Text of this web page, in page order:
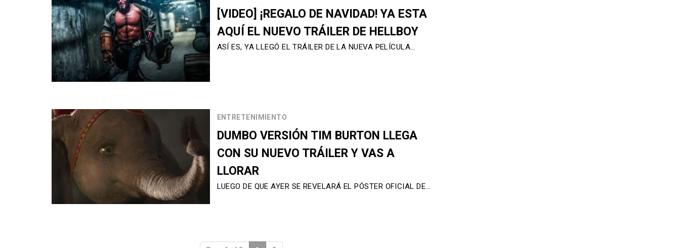
[VIDEO] ¡REGALO DE NAVIDAD! YA ESTA
AQUÍ EL NUEVO TRÁILER DE HELLBOY
ASÍ ES, YA LLEGÓ EL TRÁILER DE LA NUEVA PELÍCULA…
ENTRETENIMIENTO
DUMBO VERSIÓN TIM BURTON LLEGA
CON SU NUEVO TRÁILER Y VAS A
LLORAR
LUEGO DE QUE AYER SE REVELARÁ EL PÓSTER OFICIAL DE…